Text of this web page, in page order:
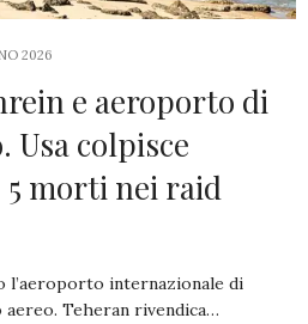
2026
e aeroporto di
Usa colpisce
5 morti nei raid
l’aeroporto internazionale di
Teheran rivendica…